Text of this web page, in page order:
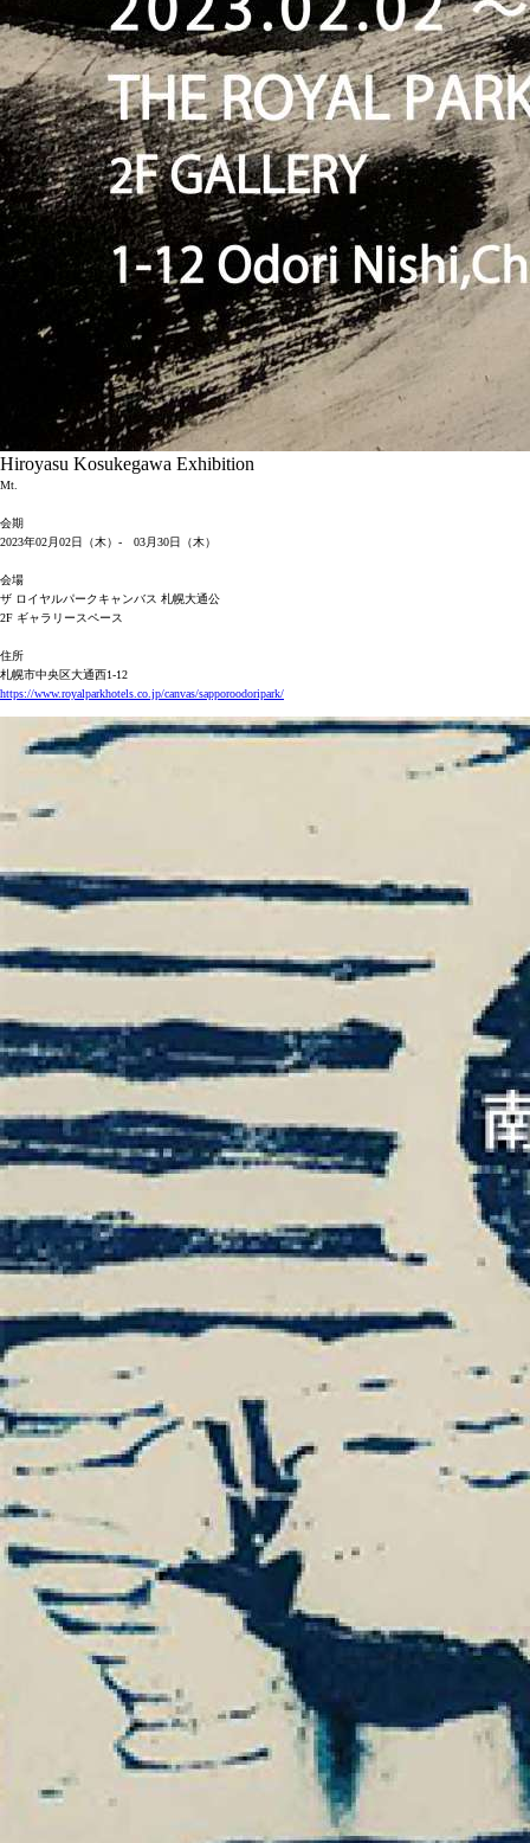
Hiroyasu Kosukegawa Exhibition
Mt.
会期
2023年02月02日（木）- 03月30日（木）
会場
ザ ロイヤルパークキャンバス 札幌大通公
2F ギャラリースペース
住所
札幌市中央区大通西1-12
https://www.royalparkhotels.co.jp/canvas/sapporoodoripark/